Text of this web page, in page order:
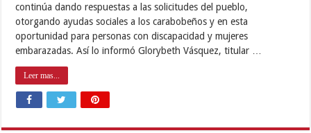
continúa dando respuestas a las solicitudes del pueblo,
otorgando ayudas sociales a los carabobeños y en esta
oportunidad para personas con discapacidad y mujeres
embarazadas. Así lo informó Glorybeth Vásquez, titular …
Leer mas...